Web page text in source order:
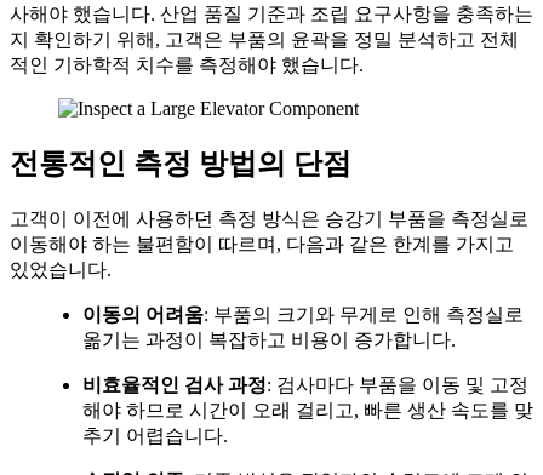
사해야 했습니다. 산업 품질 기준과 조립 요구사항을 충족하는
지 확인하기 위해, 고객은 부품의 윤곽을 정밀 분석하고 전체
적인 기하학적 치수를 측정해야 했습니다.
전통적인 측정 방법의 단점
고객이 이전에 사용하던 측정 방식은 승강기 부품을 측정실로
이동해야 하는 불편함이 따르며, 다음과 같은 한계를 가지고
있었습니다.
이동의 어려움: 부품의 크기와 무게로 인해 측정실로
옮기는 과정이 복잡하고 비용이 증가합니다.
비효율적인 검사 과정: 검사마다 부품을 이동 및 고정
해야 하므로 시간이 오래 걸리고, 빠른 생산 속도를 맞
추기 어렵습니다.